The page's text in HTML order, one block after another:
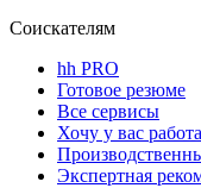
Соискателям
hh PRO
Готовое резюме
Все сервисы
Хочу у вас
Экспертная